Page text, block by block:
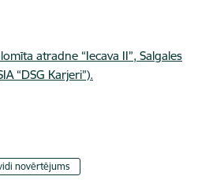
atradne “Iecava II”, Salgales
“DSG Karjeri”).
novērtējums